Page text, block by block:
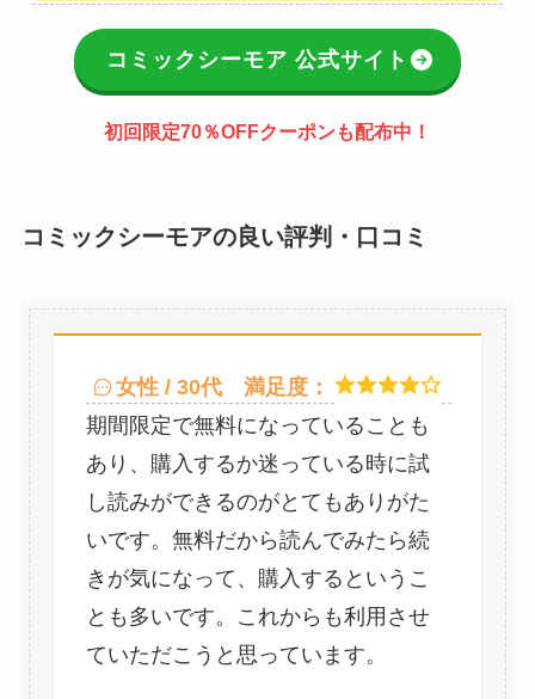
コミックシーモア 公式サイト
初回限定70％OFFクーポンも配布中！
コミックシーモアの良い評判・口コミ
女性 / 30代
満足度：
期間限定で無料になっていることも
あり、購入するか迷っている時に試
し読みができるのがとてもありがた
いです。無料だから読んでみたら続
きが気になって、購入するというこ
とも多いです。これからも利用させ
ていただこうと思っています。